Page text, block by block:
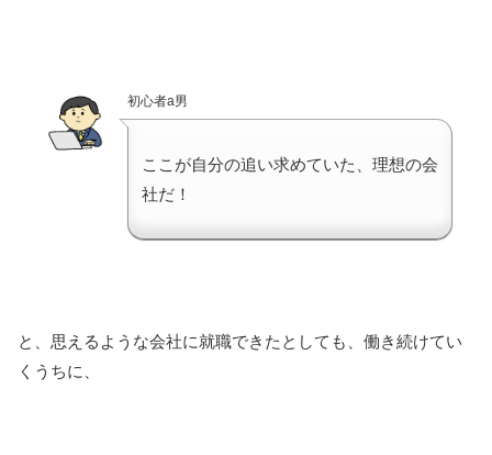
初心者a男
ここが自分の追い求めていた、理想の会
社だ！
と、思えるような会社に就職できたとしても、働き続けてい
くうちに、